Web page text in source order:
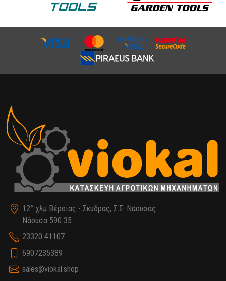
12° χλμ Βέροιας - Σκύδρας, Σ.Σ. Νάουσας
Νάουσα 590 35
23320 41107
6907235389
sales@viokal.shop